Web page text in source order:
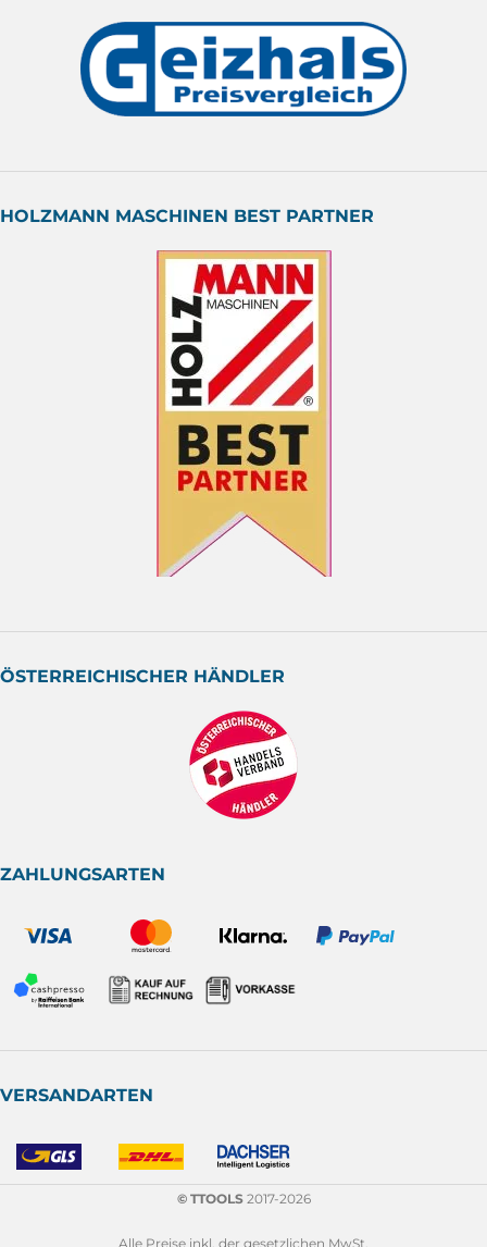
HOLZMANN MASCHINEN BEST PARTNER
ÖSTERREICHISCHER HÄNDLER
ZAHLUNGSARTEN
VERSANDARTEN
© TTOOLS 2017-2026
Alle Preise inkl. der gesetzlichen MwSt.